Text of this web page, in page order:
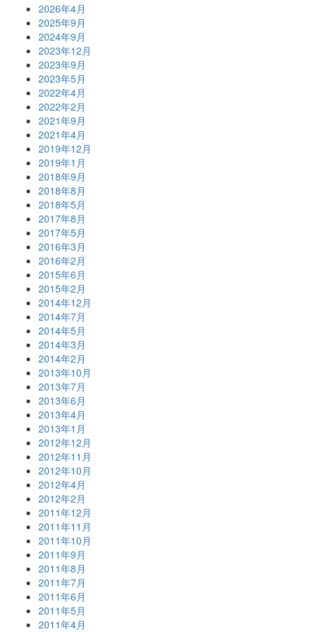
2026年4月
2025年9月
2024年9月
2023年12月
2023年9月
2023年5月
2022年4月
2022年2月
2021年9月
2021年4月
2019年12月
2019年1月
2018年9月
2018年8月
2018年5月
2017年8月
2017年5月
2016年3月
2016年2月
2015年6月
2015年2月
2014年12月
2014年7月
2014年5月
2014年3月
2014年2月
2013年10月
2013年7月
2013年6月
2013年4月
2013年1月
2012年12月
2012年11月
2012年10月
2012年4月
2012年2月
2011年12月
2011年11月
2011年10月
2011年9月
2011年8月
2011年7月
2011年6月
2011年5月
2011年4月